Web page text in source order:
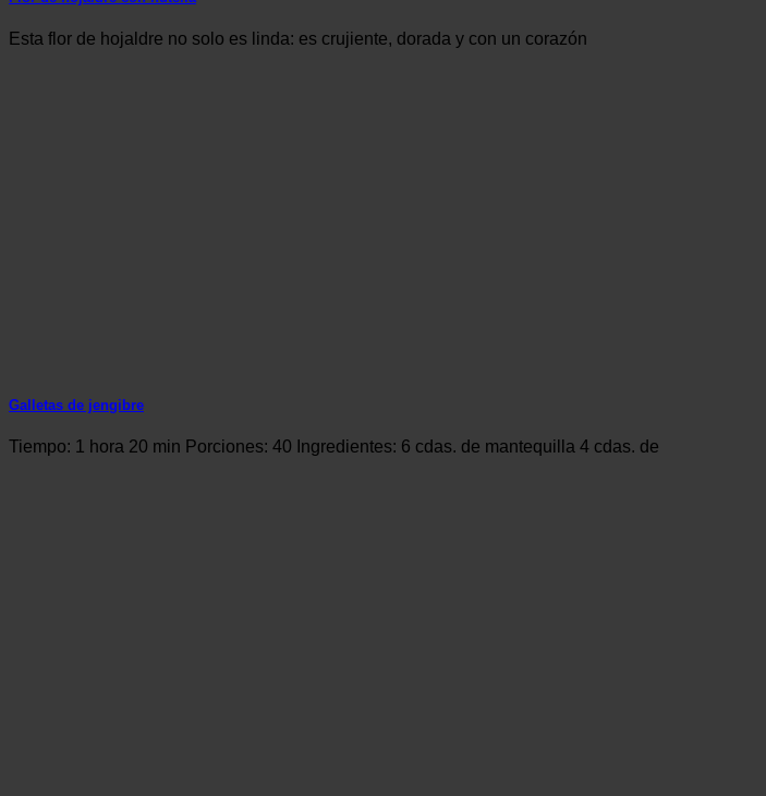
Esta flor de hojaldre no solo es linda: es crujiente, dorada y con un corazón
Galletas de jengibre
Tiempo: 1 hora 20 min Porciones: 40 Ingredientes: 6 cdas. de mantequilla 4 cdas. de